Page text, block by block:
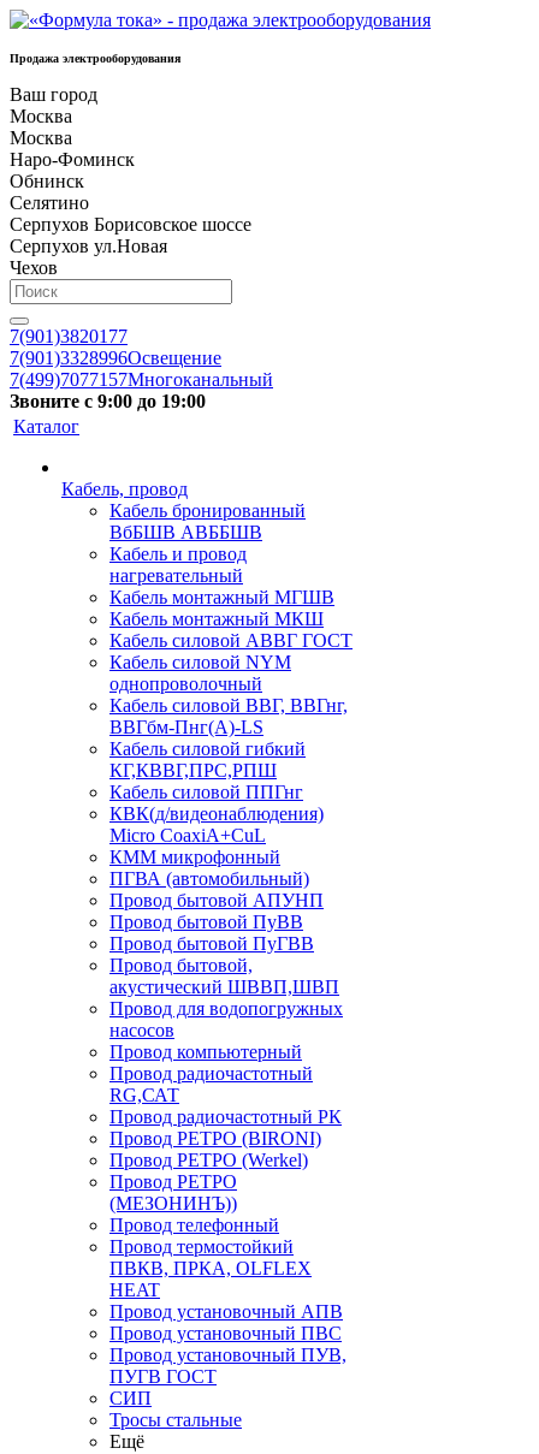
Продажа электрооборудования
Ваш город
Москва
Москва
Наро-Фоминск
Обнинск
Селятино
Серпухов Борисовское шоссе
Серпухов ул.Новая
Чехов
7(901)3820177
7(901)3328996Освещение
7(499)7077157Многоканальный
Звоните с 9:00 до 19:00
Каталог
Кабель, провод
Кабель бронированный
ВбБШВ АВББШВ
Кабель и провод
нагревательный
Кабель монтажный МГШВ
Кабель монтажный МКШ
Кабель силовой АВВГ ГОСТ
Кабель силовой NYM
однопроволочный
Кабель силовой ВВГ, ВВГнг,
ВВГбм-Пнг(А)-LS
Кабель силовой гибкий
КГ,КВВГ,ПРС,РПШ
Кабель силовой ППГнг
КВК(д/видеонаблюдения)
Micro CoaxiA+CuL
КММ микрофонный
ПГВА (автомобильный)
Провод бытовой АПУНП
Провод бытовой ПуВВ
Провод бытовой ПуГВВ
Провод бытовой,
акустический ШВВП,ШВП
Провод для водопогружных
насосов
Провод компьютерный
Провод радиочастотный
RG,САТ
Провод радиочастотный РК
Провод РЕТРО (BIRONI)
Провод РЕТРО (Werkel)
Провод РЕТРО
(МЕЗОНИНЪ))
Провод телефонный
Провод термостойкий
ПВКВ, ПРКА, OLFLEX
HEAT
Провод установочный АПВ
Провод установочный ПВС
Провод установочный ПУВ,
ПУГВ ГОСТ
СИП
Тросы стальные
Ещё